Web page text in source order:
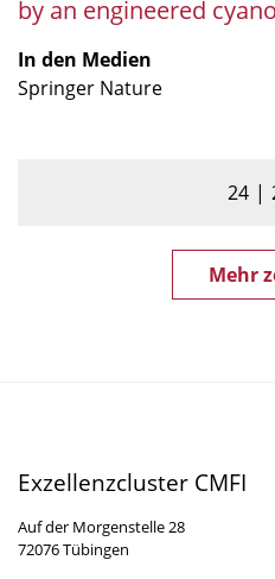
cyanobacterium"
by an engineered
In den Medien
Springer Nature
24
Mehr
Exzellenzcluster CMFI
Auf der Morgenstelle 28
72076 Tübingen